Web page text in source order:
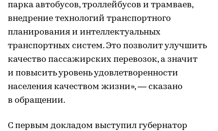
парка автобусов, троллейбусов и трамваев,
внедрение технологий транспортного
планирования и интеллектуальных
транспортных систем. Это позволит улучшить
качество пассажирских перевозок, а значит
и повысить уровень удовлетворенности
населения качеством жизни», — сказано
в обращении.
С первым докладом выступил губернатор